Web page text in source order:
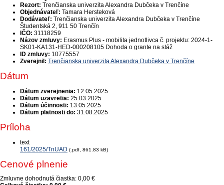
Rezort: Trenčianska univerzita Alexandra Dubčeka v Trenčíne
Objednávateľ: Tamara Hersteková
Dodávateľ: Trenčianska univerzita Alexandra Dubčeka v Trenčíne
Študentská 2, 911 50 Trenčín
IČO: 31118259
Názov zmluvy: Erasmus Plus - mobilita jednotlivca č. projektu: 2024-1-
SK01-KA131-HED-000208105 Dohoda o grante na stáž
ID zmluvy: 10775557
Zverejnil: Trenčianska univerzita Alexandra Dubčeka v Trenčíne
Dátum
Dátum zverejnenia: 12.05.2025
Dátum uzavretia: 25.03.2025
Dátum účinnosti: 13.05.2025
Dátum platnosti do: 31.08.2025
Príloha
text
161/2025/TnUAD (.pdf, 861.83 kB)
Cenové plnenie
Zmluvne dohodnutá čiastka: 0,00 €